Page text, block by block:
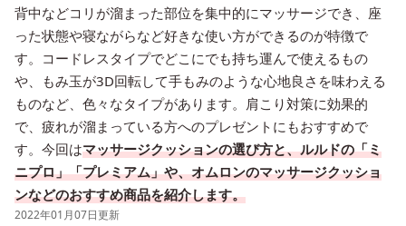
背中などコリが溜まった部位を集中的にマッサージでき、座
った状態や寝ながらなど好きな使い方ができるのが特徴で
す。コードレスタイプでどこにでも持ち運んで使えるもの
や、もみ玉が3D回転して手もみのような心地良さを味わえる
ものなど、色々なタイプがあります。肩こり対策に効果的
で、疲れが溜まっている方へのプレゼントにもおすすめで
す。今回はマッサージクッションの選び方と、ルルドの「ミ
ニプロ」「プレミアム」や、オムロンのマッサージクッショ
ンなどのおすすめ商品を紹介します。
2022年01月07日更新